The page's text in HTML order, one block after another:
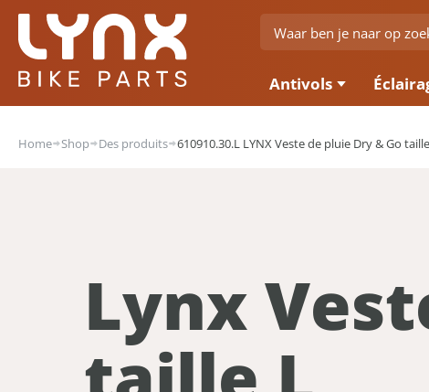
Antivols
Home Shop Des produits 610910.30.L LYNX Veste de pluie Dry & Go
Lynx